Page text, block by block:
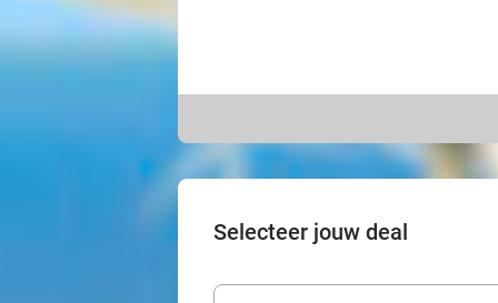
Selecteer jouw deal